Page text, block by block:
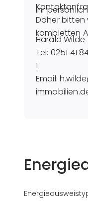
Daher bitten
kompletten
Ihr
Harald Wilde
Tel: 0251 41
1
Email: